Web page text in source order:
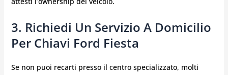
3. Richiedi Un Servizio A Domicilio
Per Chiavi Ford Fiesta
Se non puoi recarti presso il centro specializzato, molti